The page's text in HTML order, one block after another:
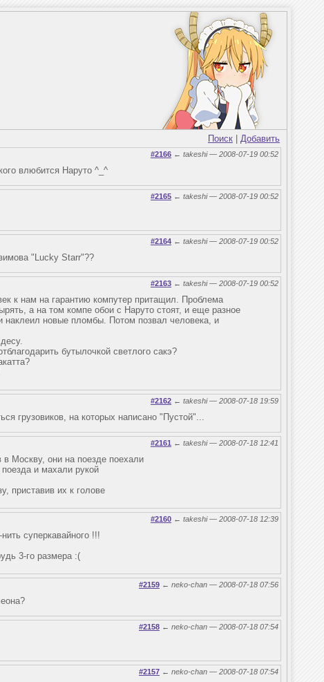
Поиск Добавить
#2166 ← takeshi — 2008-07-19 00:52
влюбится Наруто ^_^
#2165 ← takeshi — 2008-07-19 00:52
#2164 ← takeshi — 2008-07-19 00:52
"Lucky Starr"??
#2163 ← takeshi — 2008-07-19 00:52
к нам на гарантию компутер притащил. Проблема
а на том компе обои с Наруто стоят, и еще разное
наклеил новые пломбы. Потом позвал человека, и
бутылочкой светлого сакэ?
#2162 ← takeshi — 2008-07-18 19:59
грузовиков, на которых написано "Пустой"...
#2161 ← takeshi — 2008-07-18 12:41
Москву, они на поезде поехали
и махали рукой
приставив их к голове
#2160 ← takeshi — 2008-07-18 12:39
суперкавайного !!!
3-го размера :(
#2159 ← neko-chan — 2008-07-18 07:56
#2158 ← neko-chan — 2008-07-18 07:54
#2157 ← neko-chan — 2008-07-18 07:54